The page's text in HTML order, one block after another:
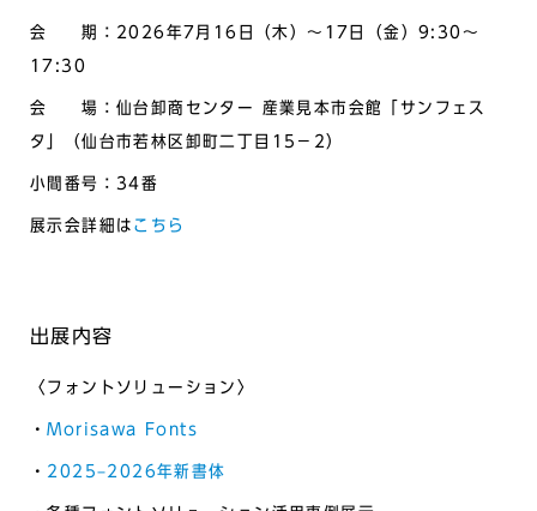
会 期：2026年7月16日（木）～17日（金）9:30～
17:30
会 場：仙台卸商センター 産業見本市会館「サンフェス
タ」（仙台市若林区卸町二丁目15－2）
小間番号：34番
展示会詳細は こちら
出展内容
〈フォントソリューション〉
・Morisawa Fonts
・ 2025–2026年新書体